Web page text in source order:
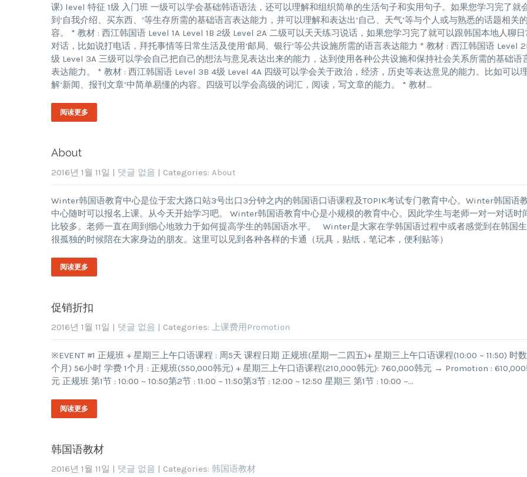
课) level 特征 1级 入门班 一级可以学会基础韩语语法，还可以理解和组织简单的生活句子和实用句子。如果您学习完了就
到‘自我介绍、买东西、’等生存所需的基础语言表达能力，并可以理解和表达出‘自己、天气’等与个人或与熟悉的话题相关
容。 * 教材 : 西江韩国语 Level 1A Level 1B 2级 Level 2A 二级可以天天练习说话，如果您学习完了就可以跟韩国本地人聊日
对话，比如说打电话，拜托事情等日常生活及使用‘邮局、银行’等公共设施所需的语言表达能力 * 教材 : 西江韩国语 Level
级 Level 3A 三级可以学会自己把自己的想法与意见表达出来的能力，达到使用各种公共设施和保持社会关系所需的基础语
表达能力。 * 教材 : 西江韩国语 Level 3B 4级 Level 4A 四级可以学会关于政治，经济，历史等表达意见的能力。比如可以
解‘新闻、报刊文章’中简单易懂的内容。四级可以学会高级的词汇，阅读，写文章的能力。 * 教材…
阅读更多
About
2016년 1월 11일 | 댓글 없음 | Categories: About
Winter韩国语教育中心是位于宏大路口站3号出口3分钟之内的韩国语口语课程及TOPIK考试专门教育中心。Winter韩国语
中心随时可以报名上课。从今天开始学习吧。 Winter韩国语教育中心是小规模的教育中心。因此学生与老师一对一对话时
比较多。老师一直在周到细心地致力于如何提高学生的韩国语水平。 Winter是大家在学韩国语过程中或者感觉到在韩国
很孤独的时候陪在大家身边的朋友。这里可以见到各种各样的卡通（玩具，贴纸，笔记本，便利贴等）
阅读更多
促销折扣
2016년 1월 11일 | 댓글 없음 | Categories: 上课费用Promotion
※EVENT #1 正规班 + 星期三上午口语课程 : 周5天 课程日期 正规班(星期一二四五)+ 星期三上午口语课程(10:00 ~ 11:50) 时数
个月) 56小时 学费 1个月 : 正规班(550,000韩元) + 星期三上午口语课程(210,000韩元): 760,000韩元 → Promotion : 610,000
元 正规班 第1节 : 10:00 ~ 10:50第2节 : 11:00 ~ 11:50第3节 : 12:00 ~ 12:50 星期三 第1节 : 10:00 ~…
阅读更多
韩国语教材
2016년 1월 11일 | 댓글 없음 | Categories: 韩国语教材